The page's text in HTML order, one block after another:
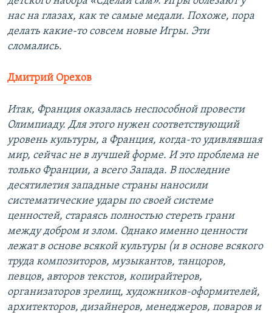
нас на глазах, как те самые медали. Похоже, пора
делать какие-то совсем новые Игры. Эти
сломались.
Дмитрий Орехов
Итак, Франция оказалась неспособной провести
Олимпиаду. Для этого нужен соответствующий
уровень культуры, а Франция, когда-то удивлявшая
мир, сейчас не в лучшей форме. И это проблема не
только Франции, а всего Запада. В последние
десятилетия западные страны наносили
систематические удары по своей системе
ценностей, стараясь полностью стереть грани
между добром и злом. Однако именно ценности
лежат в основе всякой культуры (и в основе всякого
труда композиторов, музыкантов, танцоров,
певцов, авторов текстов, копирайтеров,
организаторов зрелищ, художников-оформителей,
архитекторов, дизайнеров, менеджеров, поваров и